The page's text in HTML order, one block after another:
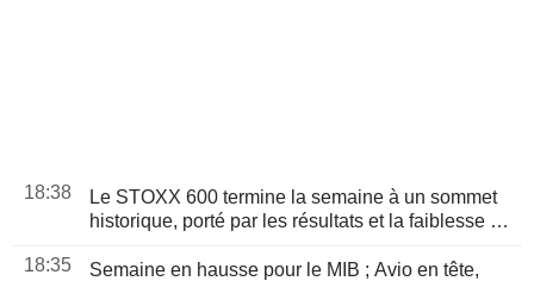
18:38
Le STOXX 600 termine la semaine à un sommet
historique, porté par les résultats et la faiblesse de
18:35
Semaine en hausse pour le MIB ; Avio en tête,